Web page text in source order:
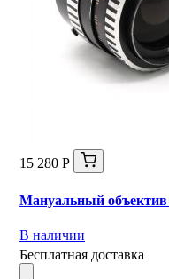
15 280 Р
Мануальный
В наличии
Бесплатная доставка